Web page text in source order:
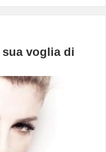
sua voglia di